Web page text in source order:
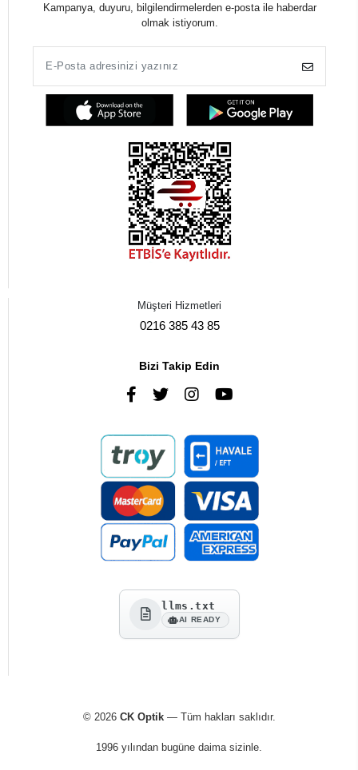
Kampanya, duyuru, bilgilendirmelerden e-posta ile haberdar
olmak istiyorum.
Müşteri Hizmetleri
0216 385 43 85
Bizi Takip Edin
llms.txt
AI READY
© 2026 CK Optik— Tüm hakları saklıdır.
1996 yılından bugüne daima sizinle.